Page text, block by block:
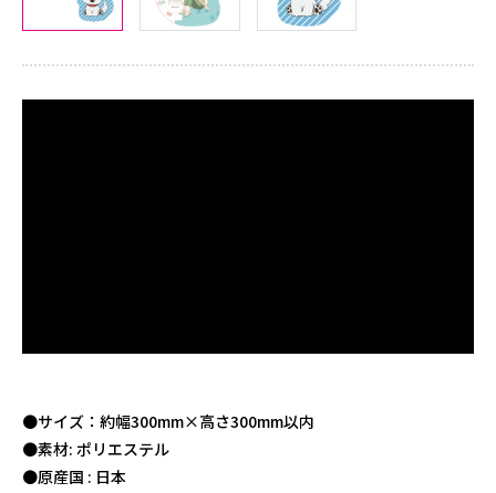
●サイズ：約幅300mm×高さ300mm以内
●素材: ポリエステル
●原産国 : 日本